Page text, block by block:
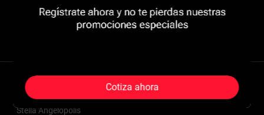
Contacto
Stella Angelópolis
Cotiza ahora